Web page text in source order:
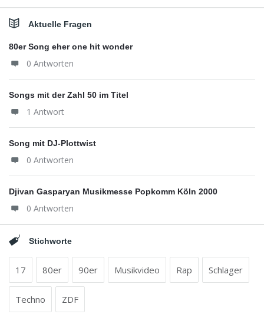
Aktuelle Fragen
80er Song eher one hit wonder
0 Antworten
Songs mit der Zahl 50 im Titel
1 Antwort
Song mit DJ-Plottwist
0 Antworten
Djivan Gasparyan Musikmesse Popkomm Köln 2000
0 Antworten
Stichworte
17 80er 90er Musikvideo Rap Schlager
Techno ZDF